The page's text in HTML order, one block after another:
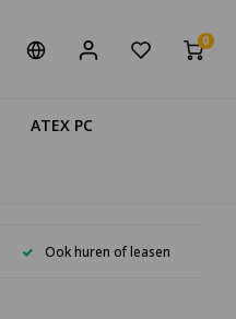
0
ATEX PC
Ook huren of leasen